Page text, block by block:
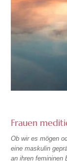
Frauen
Ob wir es mögen
eine maskulin
an ihren femininen